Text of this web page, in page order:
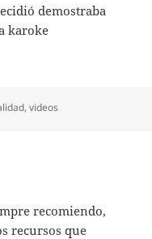
demostraba
karoke
de tu profesora
,videos
recomiendo,
recursos que